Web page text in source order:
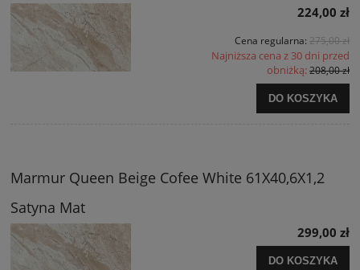
224,00 zł
Cena regularna: 275,00 zł
Najniższa cena z 30 dni przed
obniżką:208,00 zł
DO KOSZYKA
Marmur Queen Beige Cofee White 61X40,6X1,2
Satyna Mat
299,00 zł
DO KOSZYKA